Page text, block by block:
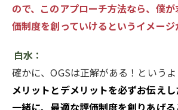
ので、このアプローチ方法なら、僕
価制度を創っていけるというイメージ
白水：
確かに、OGSは正解がある！というよ
メリットとデメリットを必ずお伝え
一緒に、最適な評価制度を創りあげ